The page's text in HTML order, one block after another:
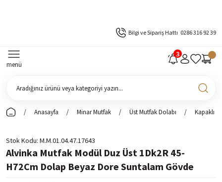
Bilgi ve Sipariş Hattı 0286 316 92 39
menü
Anasayfa Minar Mutfak Üst Mutfak Dolabı Kapaklı
Stok Kodu M.M.01.04.47.17643
Alvinka Mutfak Modül Duz Üst 1Dk2R 45-
H72Cm Dolap Beyaz Dore Suntalam Gövde